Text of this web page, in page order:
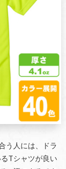
う人には、ドラ
Tシャツが良い